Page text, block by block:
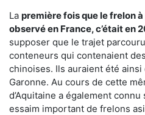
La première fois que le frelon
observé en France, c’était en
supposer que le trajet
conteneurs qui contenaient
chinoises. Ils auraient été
Garonne. Au cours de cette
d’Aquitaine a également
essaim important de frelons